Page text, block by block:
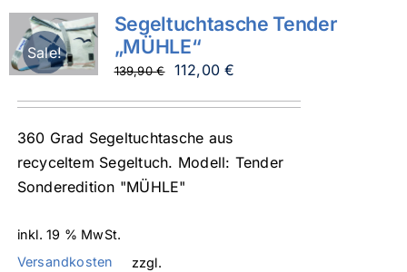
Sale!
Segeltuchtasche Tender
„MÜHLE“
139,90€
Ursprünglicher
139,90 €
112,00€
360 Grad Segeltuchtasche aus
recyceltem Segeltuch. Modell: Tender
Sonderedition "MÜHLE"
inkl. 19 % MwSt.
zzgl.
Versandkosten